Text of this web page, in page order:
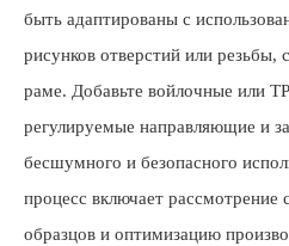
быть адаптированы с
рисунков отверстий или
раме. Добавьте войлочные или
регулируемые направляющие и
бесшумного и безопасного
процесс включает рассмотрение
образцов и оптимизацию